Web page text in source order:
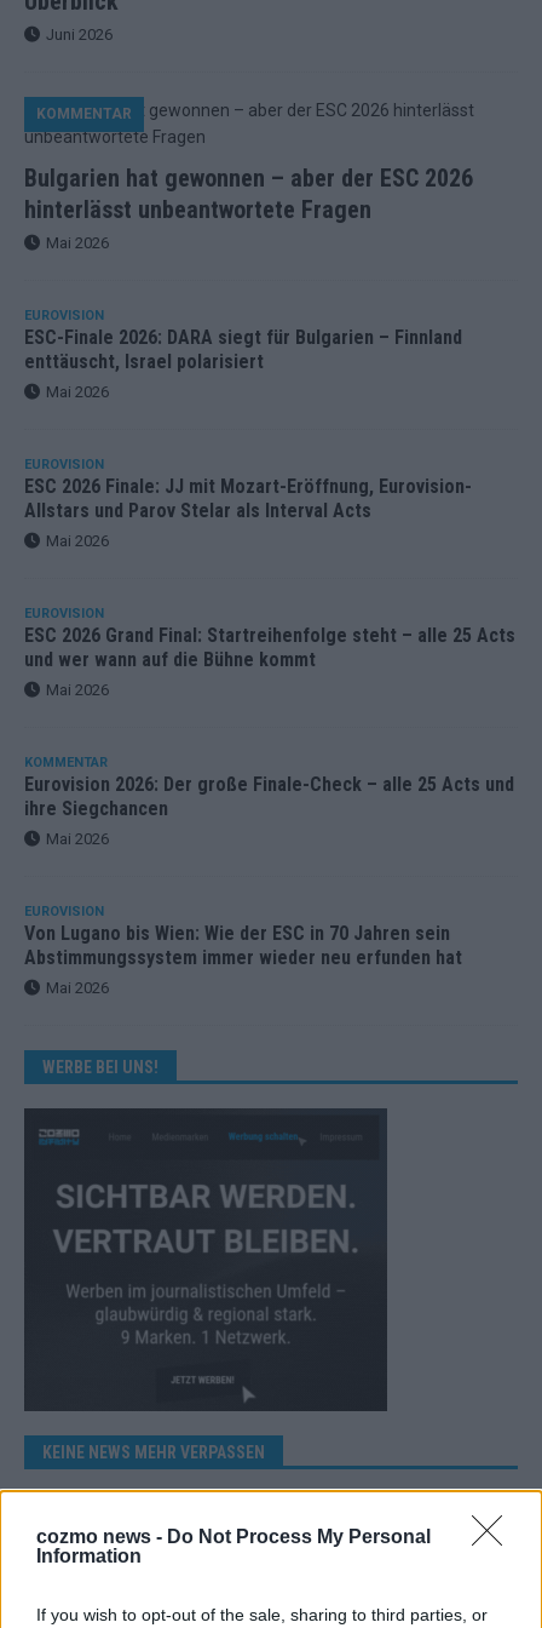
cozmo news - Do Not Process My Personal
Information
If you wish to opt-out of the sale, sharing to third parties, or
Juni 2026
Bulgarien hat gewonnen – aber der ESC 2026
hinterlässt unbeantwortete Fragen
KOMMENTAR
Mai 2026
EUROVISION
ESC-Finale 2026: DARA siegt für Bulgarien – Finnland
enttäuscht, Israel polarisiert
Mai 2026
EUROVISION
ESC 2026 Finale: JJ mit Mozart-Eröffnung, Eurovision-
Allstars und Parov Stelar als Interval Acts
Mai 2026
EUROVISION
ESC 2026 Grand Final: Startreihenfolge steht – alle 25 Acts
und wer wann auf die Bühne kommt
Mai 2026
KOMMENTAR
Eurovision 2026: Der große Finale-Check – alle 25 Acts und
ihre Siegchancen
Mai 2026
EUROVISION
Von Lugano bis Wien: Wie der ESC in 70 Jahren sein
Abstimmungssystem immer wieder neu erfunden hat
Mai 2026
WERBE BEI UNS!
KEINE NEWS MEHR VERPASSEN